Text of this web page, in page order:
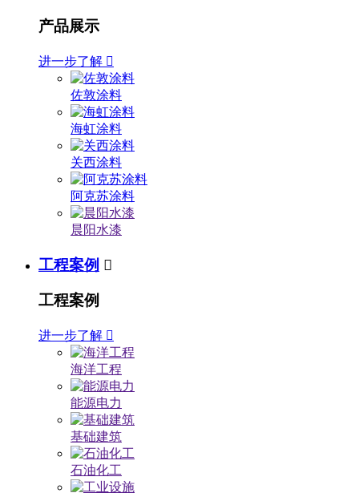
产品展示
进一步了解 
佐敦涂料
海虹涂料
关西涂料
阿克苏涂料
晨阳水漆
工程案例 
工程案例
进一步了解 
海洋工程
能源电力
基础建筑
石油化工